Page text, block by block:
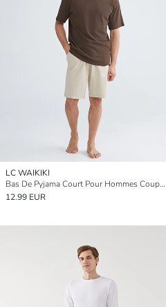
LC WAIKIKI
Bas De Pyjama Court Pour Hommes Coupe Standard
12.99 EUR